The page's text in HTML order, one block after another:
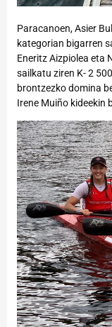
Paracanoen, Asier
kategorian bigarren
Eneritz Aizpiolea eta
sailkatu ziren K- 2
brontzezko domina
Irene Muiño kideekin